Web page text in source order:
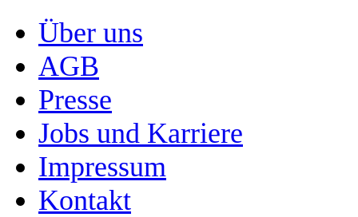
Über uns
AGB
Presse
Jobs und Karriere
Impressum
Kontakt